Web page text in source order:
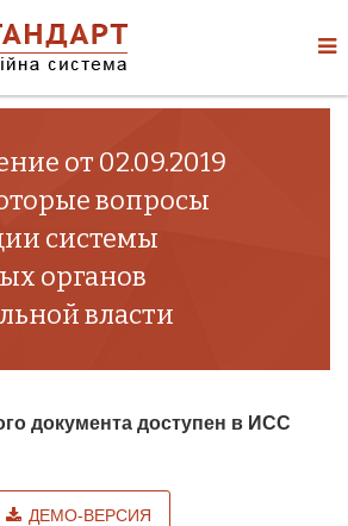
от 02.09.2019
вопросы
системы
органов
власти
документа доступен в ИСС
ДЕМО-ВЕРСИЯ